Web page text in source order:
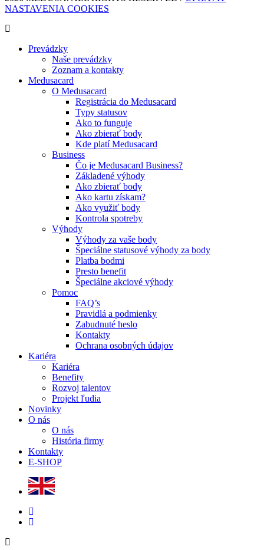
NASTAVENIA COOKIES
Prevádzky
Naše prevádzky
Zoznam a kontakty
Medusacard
O Medusacard
Registrácia do Medusacard
Typy statusov
Ako to funguje
Ako zbierať body
Kde platí Medusacard
Business
Čo je Medusacard Business?
Základené výhody
Ako zbierať body
Ako kartu získam?
Ako využiť body
Kontrola spotreby
Výhody
Výhody za vaše body
Špeciálne statusové výhody za body
Platba bodmi
Presto benefit
Špeciálne akciové výhody
Pomoc
FAQ’s
Pravidlá a podmienky
Zabudnuté heslo
Kontakty
Ochrana osobných údajov
Kariéra
Kariéra
Benefity
Rozvoj talentov
Projekt ľudia
Novinky
O nás
O nás
História firmy
Kontakty
E-SHOP